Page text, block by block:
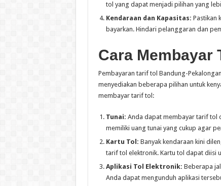
tol yang dapat menjadi pilihan yang
Kendaraan dan Kapasitas: Pastikan
bayarkan. Hindari pelanggaran dan
Cara Membayar
Pembayaran tarif tol Bandung-
menyediakan beberapa pilihan untuk
membayar tarif tol:
Tunai: Anda dapat membayar tarif tol
memiliki uang tunai yang cukup agar
Kartu Tol: Banyak kendaraan kini
tarif tol elektronik. Kartu tol dapat diisi
Aplikasi Tol Elektronik: Beberapa
Anda dapat mengunduh aplikasi